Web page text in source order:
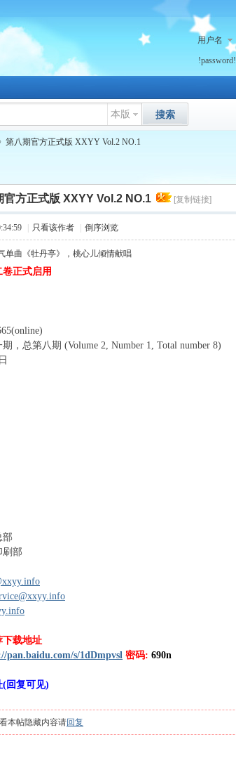
用户名
!password!
本版 搜索
第八期官方正式版 XXYY Vol.2 NO.1
官方正式版 XXYY Vol.2 NO.1 [复制链接]
只看该作者 倒序浏览
单曲《牡丹亭》，桃心儿倾情献唱
卷正式启用
，总第八期 (Volume 2, Number 1, Total number 8)
部
刷部
下载地址
pan.baidu.com/s/1dDmpvsl 密码: 690n
(回复可见)
本帖隐藏内容请回复